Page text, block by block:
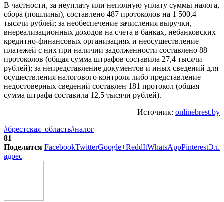
В частности, за неуплату или неполную уплату суммы налога,
сбора (пошлины), составлено 487 протоколов на 1 500,4
тысячи рублей; за необеспечение зачисления выручки,
внереализационных доходов на счета в банках, небанковских
кредитно-финансовых организациях и неосуществление
платежей с них при наличии задолженности составлено 88
протоколов (общая сумма штрафов составила 27,4 тысячи
рублей); за непредставление документов и иных сведений для
осуществления налогового контроля либо представление
недостоверных сведений составлен 181 протокол (общая
сумма штрафа составила 12,5 тысячи рублей).
Источник: onlinebrest.by
#брестская_область#налог
81
Поделится FacebookTwitterGoogle+ReddItWhatsAppPinterestЭл.
адрес